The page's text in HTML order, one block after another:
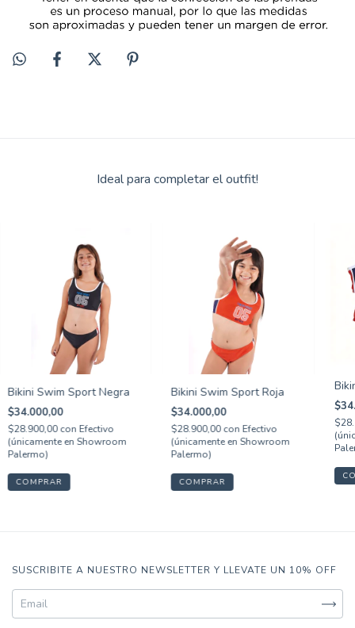
Ideal para completar el outfit!
Bikini Swim Sport Negra
$34.000,00
$28.900,00con Efectivo
(únicamente en Showroom
Palermo)
COMPRAR
Bikini Swim Sport Roja
$34.000,00
$28.900,00con Efectivo
(únicamente en Showroom
Palermo)
COMPRAR
SUSCRIBITE A NUESTRO NEWSLETTER Y LLEVATE UN 10% OFF